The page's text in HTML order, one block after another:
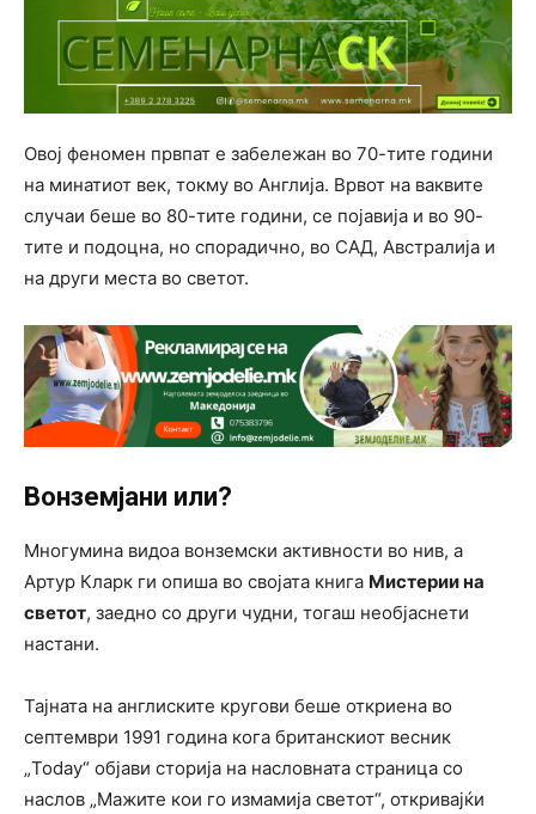
Овој феномен првпат е забележан во 70-тите години
на минатиот век, токму во Англија. Врвот на ваквите
случаи беше во 80-тите години, се појавија и во 90-
тите и подоцна, но спорадично, во САД, Австралија и
на други места во светот.
Вонземјани или?
Многумина видоа вонземски активности во нив, а
Артур Кларк ги опиша во својата книга Мистерии на
светот, заедно со други чудни, тогаш необјаснети
настани.
Тајната на англиските кругови беше откриена во
септември 1991 година кога британскиот весник
„Today“ објави сторија на насловната страница со
наслов „Мажите кои го измамија светот“, откривајќи